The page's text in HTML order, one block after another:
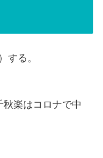
する。
秋楽はコロナで中